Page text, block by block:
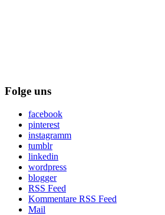
Folge uns
facebook
pinterest
instagramm
tumblr
linkedin
wordpress
blogger
RSS Feed
Kommentare RSS Feed
Mail